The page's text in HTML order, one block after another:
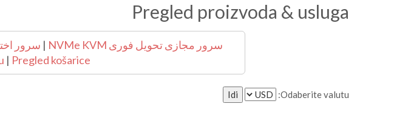
Pregled proizvoda & usluga
سرور مجازی تحویل فوری NVMe KVM | سرور
| Pregled košarice
Odaberite valutu: